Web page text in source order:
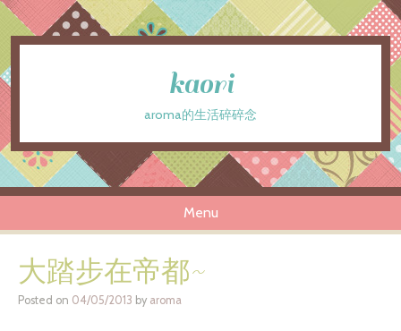
kaori
aroma的生活碎碎念
Menu
Skip to content
大踏步在帝都~
Posted on 04/05/2013 by aroma